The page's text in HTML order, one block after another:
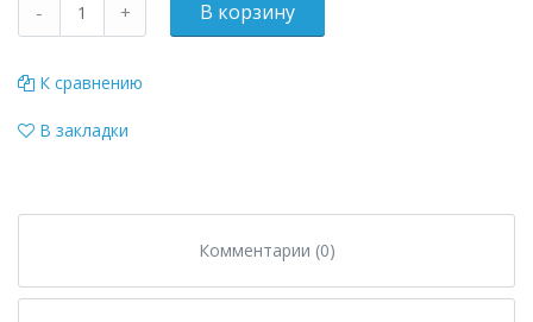
К сравнению
В закладки
Комментарии (0)